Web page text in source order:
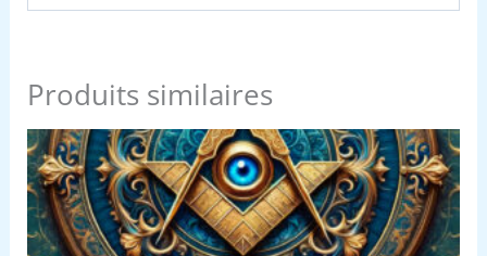
Produits similaires